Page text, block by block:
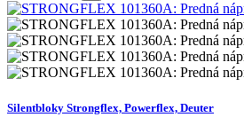
Silentbloky Strongflex, Powerflex, Deuter